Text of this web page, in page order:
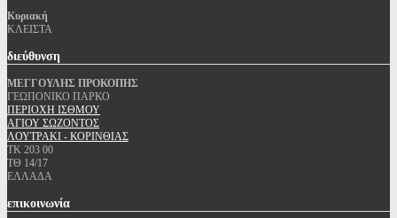
Κυριακή
ΚΛΕΙΣΤΑ
διεύθυνση
ΜΕΓΓΟΥΛΗΣ ΠΡΟΚΟΠΗΣ
ΓΕΩΠΟΝΙΚΟ ΠΑΡΚΟ
ΠΕΡΙΟΧΗ ΙΣΘΜΟΥ
ΑΓΙΟΥ ΣΩΖΟΝΤΟΣ
ΛΟΥΤΡΑΚΙ - ΚΟΡΙΝΘΙΑΣ
ΤΚ 203 00
ΤΘ 14/17
ΕΛΛΑΔΑ
επικοινωνία